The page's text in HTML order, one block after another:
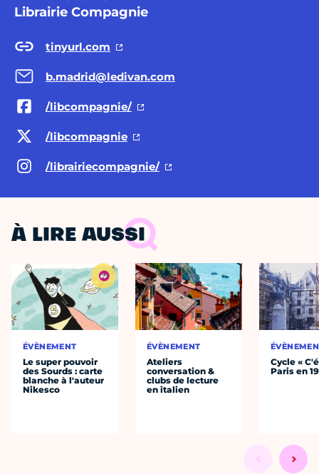
Librairie Compagnie
tinyurl.com
b.madrid@ledivan.com
/libcompagnie/
/libcompagnie
/librairiecompagnie/
À LIRE AUSSI
ÉVÈNEMENT
Le super pouvoir
des Sourds : carte
blanche à l'auteur
Nikesco
ÉVÈNEMENT
Ateliers
conversation &
clubs de lecture
en italien
Cycle «
Paris en